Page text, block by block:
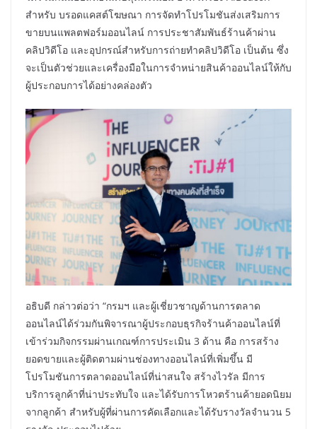
สำหรับ บรอดแคสต์โฆษณา การจัดทำโปรโมชันส่งเสริมการ
ขายบนแพลตฟอร์มออนไลน์ การประชาสัมพันธ์ร้านค้าผ่าน
คลิปวิดีโอ และอุปกรณ์สำหรับการถ่ายทำคลิปวิดีโอ เป็นต้น ซึ่ง
จะเป็นตัวช่วยและเครื่องมือในการจำหน่ายสินค้าออนไลน์ให้กับ
ผู้ประกอบการได้อย่างคล่องตัว
อธิบดี กล่าวต่อว่า “กรมฯ และผู้เชี่ยวชาญด้านการตลาด
ออนไลน์ได้ร่วมกันพิจารณาผู้ประกอบธุรกิจร้านค้าออนไลน์ที่
เข้าร่วมกิจกรรมผ่านเกณฑ์การประเมิน 3 ด้าน คือ การสร้าง
ยอดขายและผู้ติดตามผ่านช่องทางออนไลน์ที่เพิ่มขึ้น มี
โปรโมชันการตลาดออนไลน์ที่น่าสนใจ สร้างไวรัล มีการ
บริการลูกค้าที่น่าประทับใจ และได้รับการโหวตร้านค้ายอดนิยม
จากลูกค้า สำหรับผู้ที่ผ่านการคัดเลือกและได้รับรางวัลจำนวน 5